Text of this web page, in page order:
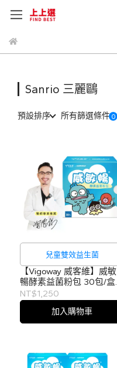
Sanrio 三麗鷗
預設排序 所有篩選條件
兒童雙效益生菌
【Vigoway 威客維】威敏
暢酵素益菌粉包 30包/盒
(兒童益生菌、三麗鷗 人魚
漢頓授權)
NT$1,250
加入購物車